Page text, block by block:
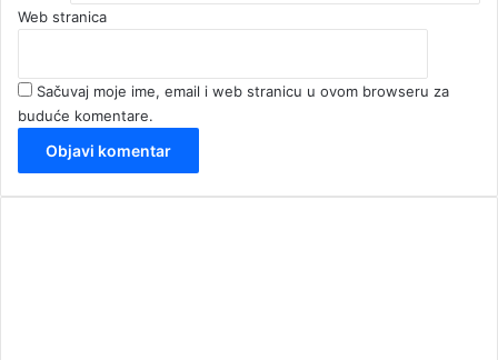
Web stranica
Sačuvaj moje ime, email i web stranicu u ovom browseru za
buduće komentare.